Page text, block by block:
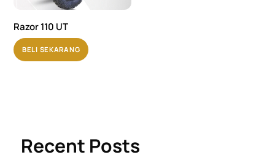
Razor 110 UT
BELI SEKARANG
Recent Posts